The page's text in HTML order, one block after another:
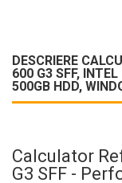
DESCRIERE
600 G3 SFF,
500GB HDD,
Calculator
G3 SFF -